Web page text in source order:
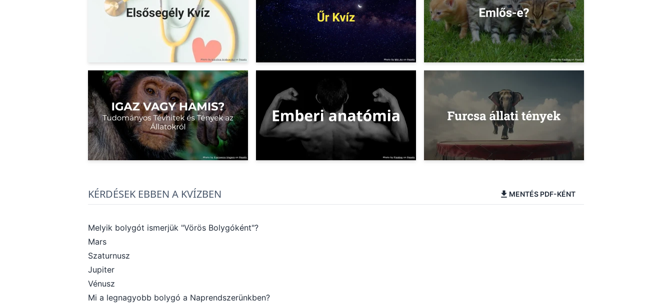
KÉRDÉSEK EBBEN A KVÍZBEN MENTÉS PDF-KÉNT
Melyik bolygót ismerjük "Vörös Bolygóként"?
Mars
Szaturnusz
Jupiter
Vénusz
Mi a legnagyobb bolygó a Naprendszerünkben?